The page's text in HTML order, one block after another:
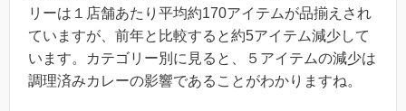
リーは１店舗あたり平均約170アイテムが品揃えされ
ていますが、前年と比較すると約5アイテム減少して
います。カテゴリー別に見ると、５アイテムの減少は
調理済みカレーの影響であることがわかりますね。